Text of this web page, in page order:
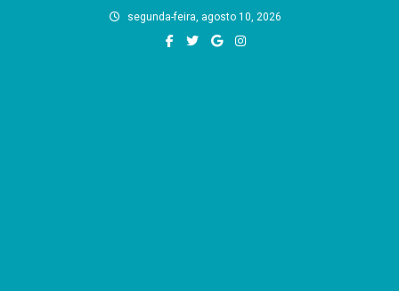
segunda-feira, agosto 10, 2026